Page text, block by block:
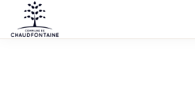
Passer
au